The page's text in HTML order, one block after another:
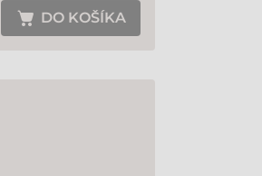
DO KOŠÍKA